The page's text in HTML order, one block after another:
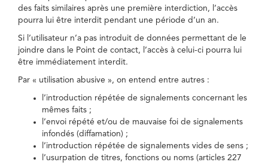
des faits similaires après une première interdiction, l’accès
pourra lui être interdit pendant une période d’un an.
Si l’utilisateur n’a pas introduit de données permettant de le
joindre dans le Point de contact, l’accès à celui-ci pourra lui
être immédiatement interdit.
Par « utilisation abusive », on entend entre autres :
l’introduction répétée de signalements concernant les
mêmes faits ;
l’envoi répété et/ou de mauvaise foi de signalements
infondés (diffamation) ;
l’introduction répétée de signalements vides de sens ;
l’usurpation de titres, fonctions ou noms (articles 227